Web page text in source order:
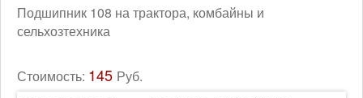
Подшипник 108 на трактора, комбайны и
сельхозтехника
Стоимость: 145 Руб.